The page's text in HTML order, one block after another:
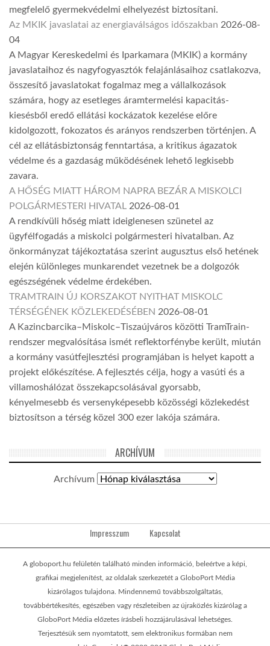
megfelelő gyermekvédelmi elhelyezést biztosítani.
Az MKIK javaslatai az energiaválságos időszakban 2026-08-
04
A Magyar Kereskedelmi és Iparkamara (MKIK) a kormány
javaslataihoz és nagyfogyasztók felajánlásaihoz csatlakozva,
összesítő javaslatokat fogalmaz meg a vállalkozások
számára, hogy az esetleges áramtermelési kapacitás-
kiesésből eredő ellátási kockázatok kezelése előre
kidolgozott, fokozatos és arányos rendszerben történjen. A
cél az ellátásbiztonság fenntartása, a kritikus ágazatok
védelme és a gazdaság működésének lehető legkisebb
zavara.
A HŐSÉG MIATT HÁROM NAPRA BEZÁR A MISKOLCI
POLGÁRMESTERI HIVATAL 2026-08-01
A rendkívüli hőség miatt ideiglenesen szünetel az
ügyfélfogadás a miskolci polgármesteri hivatalban. Az
önkormányzat tájékoztatása szerint augusztus első hetének
elején különleges munkarendet vezetnek be a dolgozók
egészségének védelme érdekében.
TRAMTRAIN ÚJ KORSZAKOT NYITHAT MISKOLC
TÉRSÉGÉNEK KÖZLEKEDÉSÉBEN 2026-08-01
A Kazincbarcika–Miskolc–Tiszaújváros közötti TramTrain-
rendszer megvalósítása ismét reflektorfénybe került, miután
a kormány vasútfejlesztési programjában is helyet kapott a
projekt előkészítése. A fejlesztés célja, hogy a vasúti és a
villamoshálózat összekapcsolásával gyorsabb,
kényelmesebb és versenyképesebb közösségi közlekedést
biztosítson a térség közel 300 ezer lakója számára.
ARCHÍVUM
Archívum
Impresszum Kapcsolat
A globoport.hu felületén található minden információ, beleértve a képi,
grafikai megjelenítést, az oldalak szerkezetét a GloboPort Média
kizárólagos tulajdona. Mindennemű továbbszolgáltatás,
továbbértékesítés, egészében vagy részleteiben az újraközlés kizárólag a
GloboPort Média előzetes írásbeli hozzájárulásával lehetséges.
Terjesztésük sem nyomtatott, sem elektronikus formában nem